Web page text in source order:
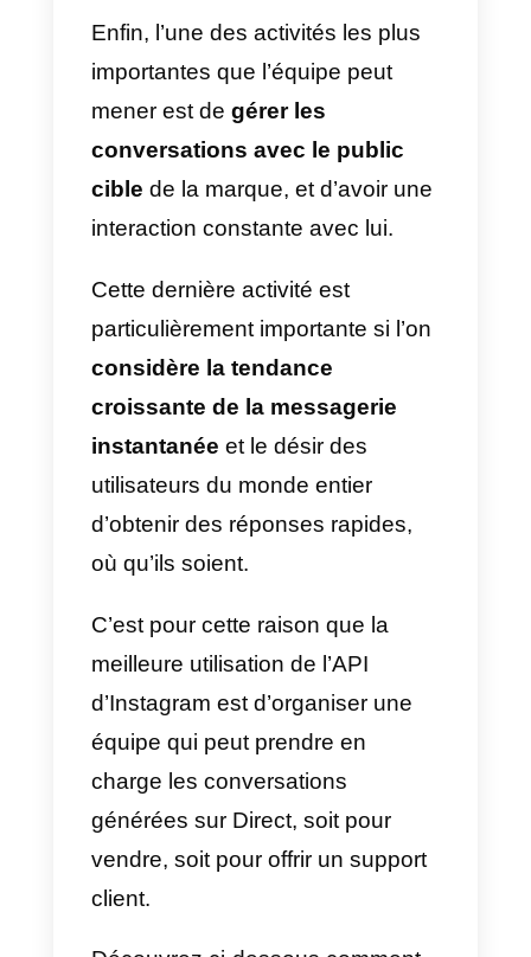
Pourquoi utiliser Instagram
Direct en équipe
La publication des nouvelles API
par Instagram va permettre à de
structurées
d’organiser de
véritables équipes dédiées
une grande variété d’activités au
sein de la plateforme.
Par exemple, il sera possible
d’organiser l’équipe